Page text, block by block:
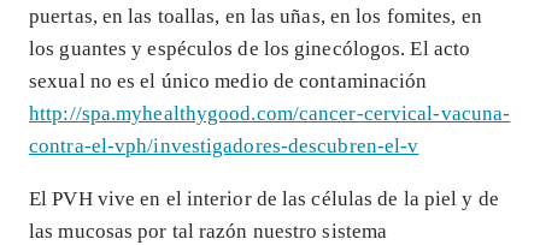
puertas, en las toallas, en las uñas, en los fomites, en
los guantes y espéculos de los ginecólogos. El acto
sexual no es el único medio de contaminación
http://spa.myhealthygood.com/cancer-cervical-vacuna-
contra-el-vph/investigadores-descubren-el-v
El PVH vive en el interior de las células de la piel y de
las mucosas por tal razón nuestro sistema